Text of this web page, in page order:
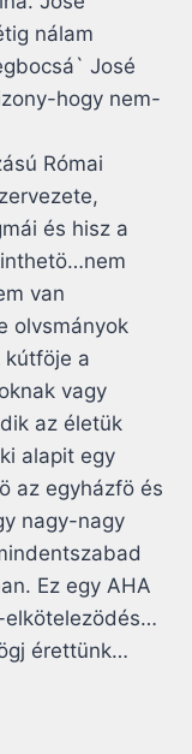
nálam
José
hogy nem-
Római
és hisz a
van
olvsmányok
kútföje a
vagy
az életük
alapit egy
az egyházfö és
nagy-nagy
Ez egy AHA
elkötelezödés…
érettünk…